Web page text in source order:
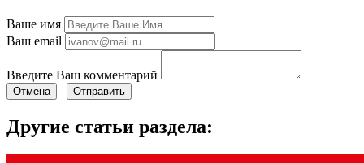
Ваше имя
Ваш email
Введите Ваш комментарий
Отмена Отправить
Другие статьи раздела: